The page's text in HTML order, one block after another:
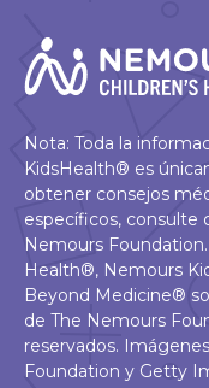
Nota: Toda la
KidsHealth® es
obtener consejos
específicos, consulte
Nemours
Health®, Nemours
Beyond Medicine®
de The Nemours
reservados.
Foundation y Getty